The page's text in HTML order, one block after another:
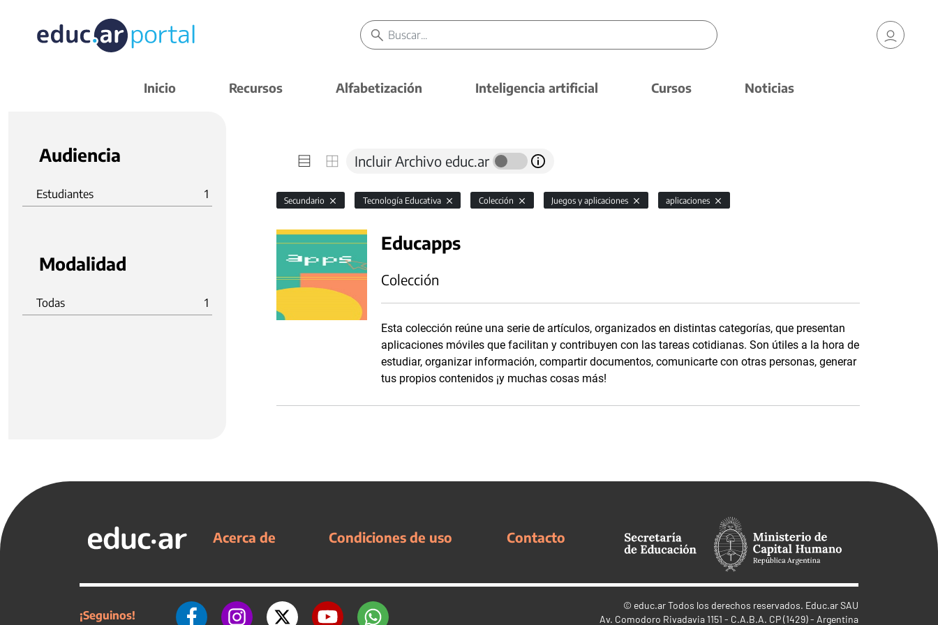
Inicio Recursos Alfabetización Inteligencia artificial Cursos Noticias
Audiencia
Estudiantes 1
Modalidad
Todas 1
Incluir Archivo educ.ar
Secundario Tecnología Educativa Colección Juegos y aplicaciones aplicaciones
Educapps
Colección
Esta colección reúne una serie de artículos, organizados en distintas categorías, que presentan
aplicaciones móviles que facilitan y contribuyen con las tareas cotidianas. Son útiles a la hora de
estudiar, organizar información, compartir documentos, comunicarte con otras personas, generar
tus propios contenidos ¡y muchas cosas más!
Acerca de Condiciones de uso Contacto
¡Seguinos!
© educ.arTodos los derechos reservados. Educ.ar SAU
Av. Comodoro Rivadavia 1151 - C.A.B.A. CP (1429) - Argentina